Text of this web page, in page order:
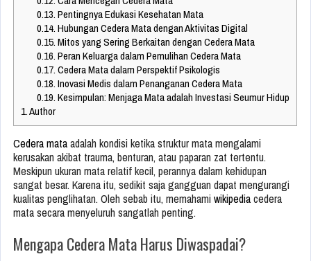
0.13.Pentingnya Edukasi Kesehatan Mata
0.14.Hubungan Cedera Mata dengan Aktivitas Digital
0.15.Mitos yang Sering Berkaitan dengan Cedera Mata
0.16.Peran Keluarga dalam Pemulihan Cedera Mata
0.17.Cedera Mata dalam Perspektif Psikologis
0.18.Inovasi Medis dalam Penanganan Cedera Mata
0.19.Kesimpulan: Menjaga Mata adalah Investasi Seumur Hidup
1.Author
Cedera mataadalah kondisi ketika struktur mata mengalami
kerusakan akibat trauma, benturan, atau paparan zat tertentu.
Meskipun ukuran mata relatif kecil, perannya dalam kehidupan
sangat besar. Karena itu, sedikit saja gangguan dapat mengurangi
kualitas penglihatan. Oleh sebab itu, memahami wikipediacedera
mata secara menyeluruh sangatlah penting.
Mengapa Cedera Mata Harus Diwaspadai?